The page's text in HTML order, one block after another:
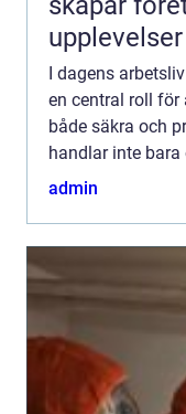
upplevelser
I dagens
en central roll för
både säkra och
handlar inte
skador, ut...
admin